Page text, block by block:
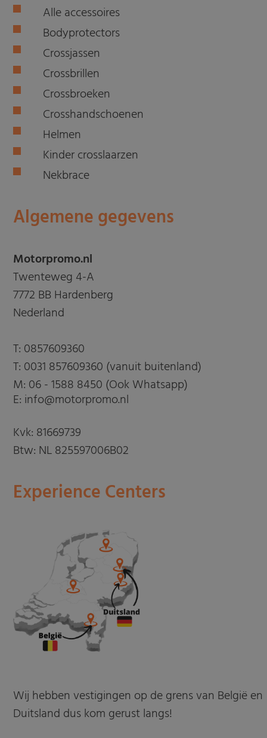
Alle accessoires
Bodyprotectors
Crossjassen
Crossbrillen
Crossbroeken
Crosshandschoenen
Helmen
Kinder crosslaarzen
Nekbrace
Algemene gegevens
Motorpromo.nl
Twenteweg 4-A
7772 BB Hardenberg
Nederland
T: 0857609360
T: 0031 857609360 (vanuit buitenland)
M: 06 - 1588 8450 (Ook Whatsapp)
E: info@motorpromo.nl
Kvk: 81669739
Btw: NL 825597006B02
Experience Centers
Wij hebben vestigingen op de grens van België en
Duitsland dus kom gerust langs!